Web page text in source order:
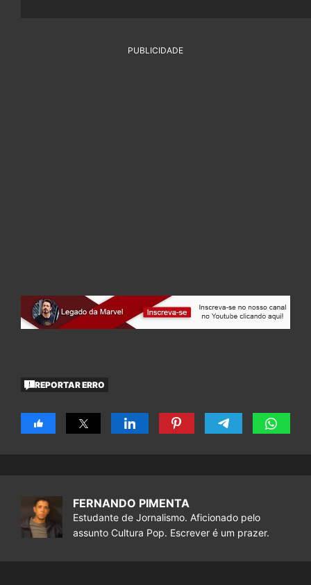
PUBLICIDADE
REPORTAR ERRO
FERNANDO PIMENTA
Estudante de Jornalismo. Aficionado pelo
assunto Cultura Pop. Escrever é um prazer.